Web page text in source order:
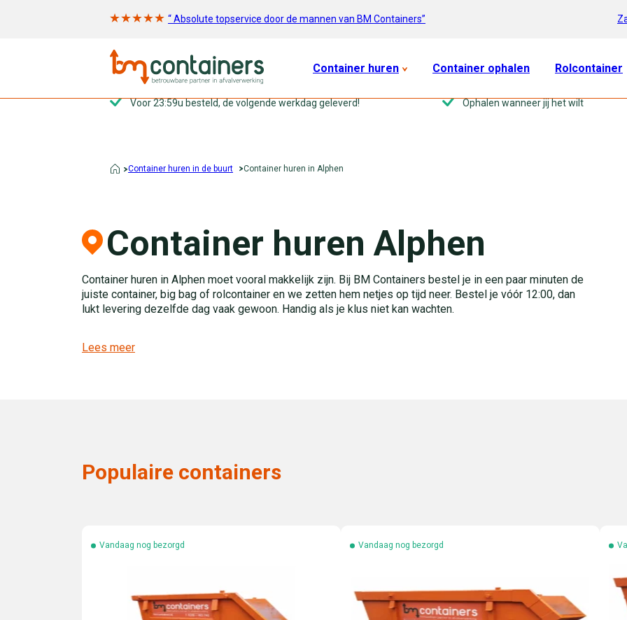
“ Absolute topservice door de mannen van BM Containers”
Container huren Container ophalen Rolcontainer
Voor 23:59u besteld, de volgende werkdag geleverd! Ophalen wanneer jij het wilt
Container huren in de buurt Container huren in Alphen
Container huren Alphen
Container huren in Alphen moet vooral makkelijk zijn. Bij BM Containers bestel je in een paar minuten de
juiste container, big bag of rolcontainer en we zetten hem netjes op tijd neer. Bestel je vóór 12:00, dan
lukt levering dezelfde dag vaak gewoon. Handig als je klus niet kan wachten.
Lees meer
Populaire containers
Vandaag nog bezorgd Vandaag nog bezorgd